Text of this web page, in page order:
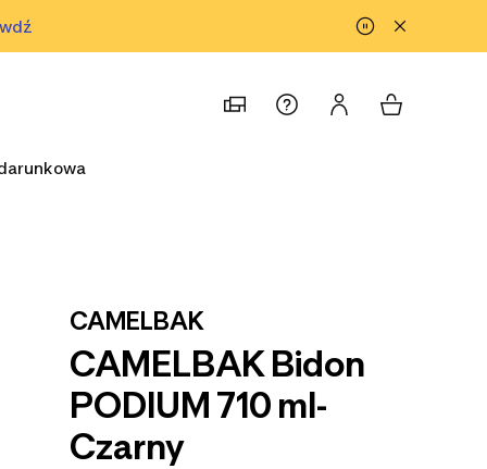
CAMELBAK
CAMELBAK Bidon
PODIUM 710 ml-
Czarny